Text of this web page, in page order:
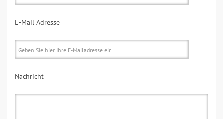
E-Mail Adresse
Nachricht